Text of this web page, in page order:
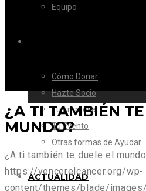
Equipo
Cómo Donar
Hazte Socio
Tu Empresa
Tu Evento
Otras formas de Ayudar
ACTUALIDAD
¿A TI TAMBIÉN
MUNDO?
¿A ti también te duele el
https://vencerelcancer.org/wp-
content/themes/blade/